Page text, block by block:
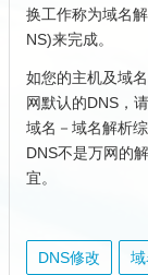
换工作称为域名
NS)来完成。
如您的主机及域
网默认的DNS，
域名－域名解析
DNS不是万网的
宜。
DNS修改